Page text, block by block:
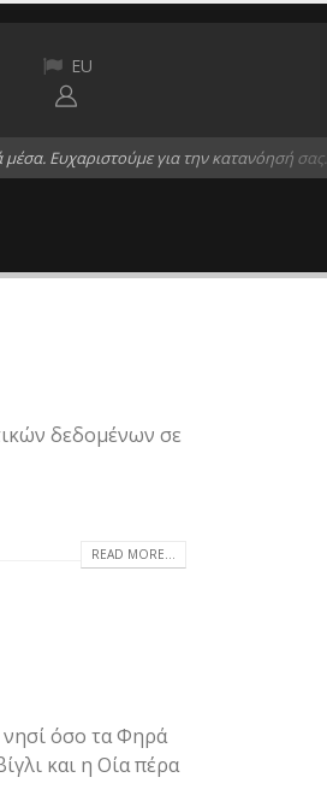
EU
μέσα. Ευχαριστούμε για την κατανόησή σας.
δεδομένων σε
READ MORE...
νησί όσο τα Φηρά
και η Οία πέρα